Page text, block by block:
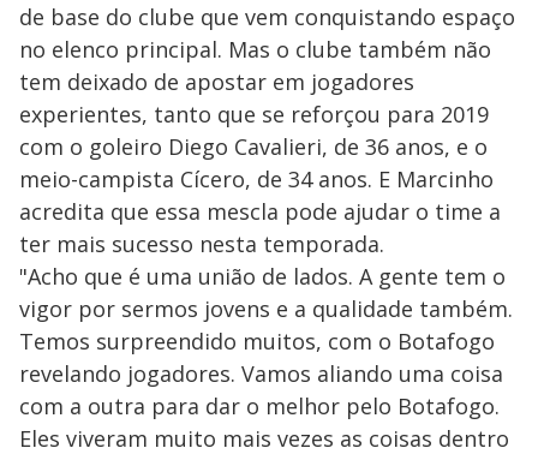
de base do clube que vem conquistando espaço
no elenco principal. Mas o clube também não
tem deixado de apostar em jogadores
experientes, tanto que se reforçou para 2019
com o goleiro Diego Cavalieri, de 36 anos, e o
meio-campista Cícero, de 34 anos. E Marcinho
acredita que essa mescla pode ajudar o time a
ter mais sucesso nesta temporada.
"Acho que é uma união de lados. A gente tem o
vigor por sermos jovens e a qualidade também.
Temos surpreendido muitos, com o Botafogo
revelando jogadores. Vamos aliando uma coisa
com a outra para dar o melhor pelo Botafogo.
Eles viveram muito mais vezes as coisas dentro